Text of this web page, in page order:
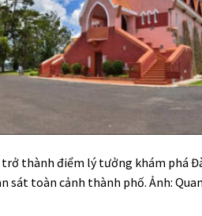
trở thành điểm lý tưởng khám phá
sát toàn cảnh thành phố. Ảnh: